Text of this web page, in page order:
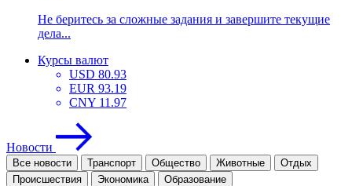
Не беритесь за сложные задания и завершите текущие
дела...
Курсы валют
USD 80.93
EUR 93.19
CNY 11.97
Новости
Все новости Транспорт Общество Животные
Отдых
Проиcшествия
Экономика Образование